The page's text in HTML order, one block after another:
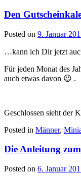
Den
Posted on 9. Januar
…kann ich Dir jetzt
Für jeden Monat des
auch etwas davon 😉 .
Geschlossen sieht der
Posted in Männer,
Die Anleitung
Posted on 6. Januar